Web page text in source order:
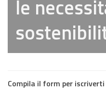
le
Compila il form per